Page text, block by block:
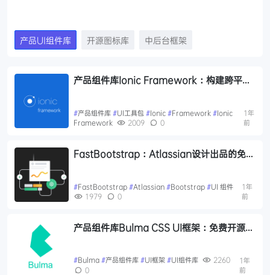
产品UI组件库 开源图标库 中后台框架
产品组件库Ionic Framework：构建跨平台
#产品组件库 #UI工具包 #Ionic #Framework #Ionic
Framework
2009 0
1年
前
FastBootstrap：Atlassian设计出品的免费
#FastBootstrap #Atlassian #Bootstrap #UI 组件
1979
0
1年
前
产品组件库Bulma CSS UI框架：免费开源的
#Bulma #产品组件库 #UI框架 #UI组件库
2260
0
1年
前